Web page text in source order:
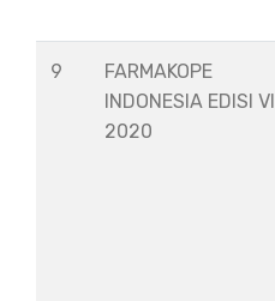
9
FARMAKOPE
INDONESIA EDISI VI
2020